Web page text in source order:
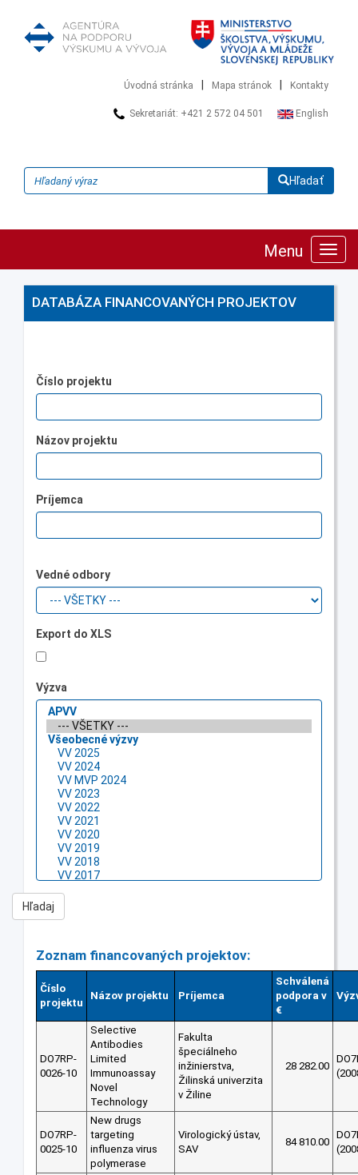
Úvodná stránka Mapa stránok Kontakty
Sekretariát: +421 2 572 04 501 English
Hľadať
Menu
DATABÁZA FINANCOVANÝCH PROJEKTOV
Číslo projektu
Názov projektu
Príjemca
Vedné odbory
Export do XLS
Výzva
Zoznam financovaných projektov:
Číslo
projektu
Názov projektu Príjemca
Schválená
podpora v
€
DO7RP-
0026-10
Selective
Antibodies
Limited
Immunoassay
Novel
Technology
Fakulta
špeciálneho
inžinierstva,
Žilinská univerzita
v Žiline
28 282.00
DO7RP-
0025-10
New drugs
targeting
influenza virus
polymerase
Virologický ústav,
SAV
84 810.00